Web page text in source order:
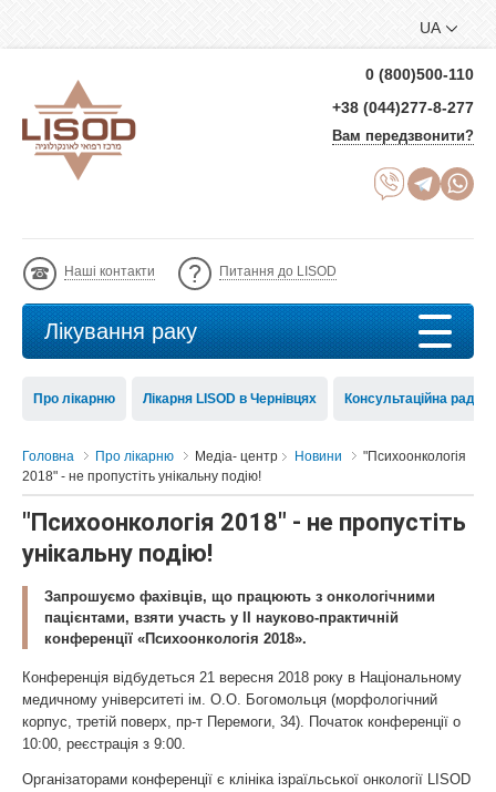
UA
0 (800)500-110
+38 (044)277-8-277
Вам передзвонити?
Наші контакти Питання до LISOD
Лікування раку
Про лікарню Лікарня LISOD в Чернівцях Консультаційна рада
Головна Про лікарню Медіа- центр Новини
"Психоонкологія
2018" - не пропустіть унікальну подію!
"Психоонкологія 2018" - не пропустіть
унікальну подію!
Запрошуємо фахівців, що працюють з онкологічними
пацієнтами, взяти участь у II науково-практичній
конференції «Психоонкологія 2018».
Конференція відбудеться 21 вересня 2018 року в Національному
медичному університеті ім. О.О. Богомольця (морфологічний
корпус, третій поверх, пр-т Перемоги, 34). Початок конференції о
10:00, реєстрація з 9:00.
Організаторами конференції є клініка ізраїльської онкології LISOD